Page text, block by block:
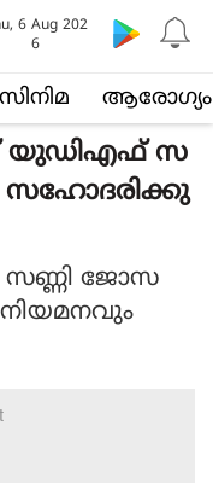
സിനിമ ആരോഗ്യം
6 Aug 202
6
യുഡിഎഫ് സ
സഹോദരിക്കു
സണ്ണി ജോസ